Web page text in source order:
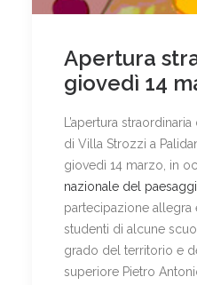
Apertura
giovedì 14
L’apertura
di Villa Strozzi a
giovedì 14 marzo, in
nazionale del
partecipazione allegra
studenti di alcune
grado del territorio e
superiore Pietro